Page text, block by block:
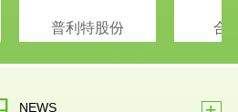
普利特股份 合
NEWS